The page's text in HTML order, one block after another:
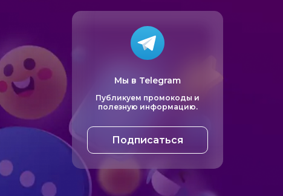
Мы в Telegram
Публикуем промокоды и
полезную информацию.
Подписаться